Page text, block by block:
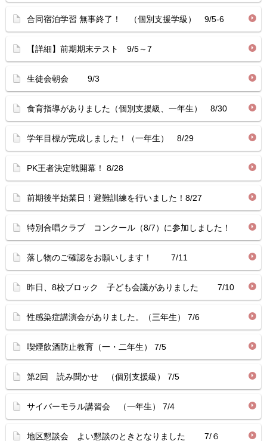
合同宿泊学習 無事終了！ （個別支援学級） 9/5-6
【詳細】前期期末テスト 9/5～7
生徒会朝会 9/3
食育指導がありました（個別支援級、一年生） 8/30
学年目標が完成しました！（一年生） 8/29
PK王者決定戦開幕！ 8/28
前期後半始業日！避難訓練を行いました！8/27
特別合唱クラブ コンクール（8/7）に参加しました！
落し物のご確認をお願いします！ 7/11
昨日、8校ブロック 子ども会議がありました 7/10
性感染症講演会がありました。（三年生） 7/6
喫煙飲酒防止教育（一・二年生） 7/5
第2回 読み聞かせ （個別支援級） 7/5
サイバーモラル講習会 （一年生） 7/4
地区懇談会 よい懇談のときとなりました 7/６